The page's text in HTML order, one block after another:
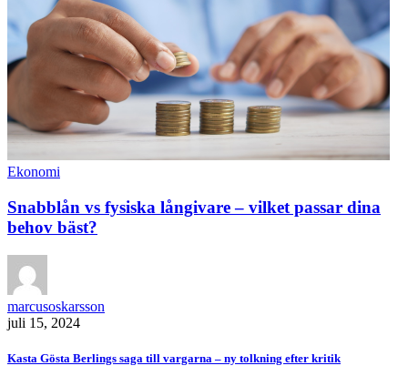
Ekonomi
Snabblån vs fysiska långivare – vilket passar dina
behov bäst?
marcusoskarsson
juli 15, 2024
Kasta Gösta Berlings saga till vargarna – ny tolkning efter kritik